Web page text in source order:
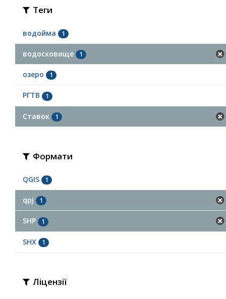
Теги
водойма 1
водосховище 1
озеро 1
РГТВ 1
Ставок 1
Формати
QGIS 1
qpj 1
SHP 1
SHX 1
Ліцензії